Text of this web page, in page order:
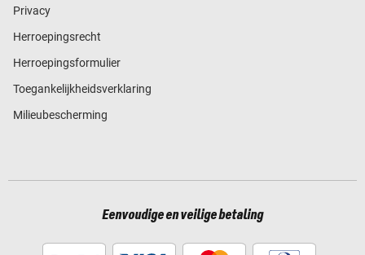
Privacy
Herroepingsrecht
Herroepingsformulier
Toegankelijkheidsverklaring
Milieubescherming
Eenvoudige en veilige betaling